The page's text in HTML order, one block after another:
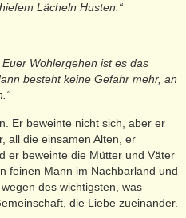
Lächeln Husten.“
Euer Wohlergehen ist es das
besteht keine Gefahr mehr, an
Er beweinte nicht sich, aber er
all die einsamen Alten, er
er beweinte die Mütter und Väter
feinen Mann im Nachbarland und
des wichtigsten, was
die Liebe zueinander.